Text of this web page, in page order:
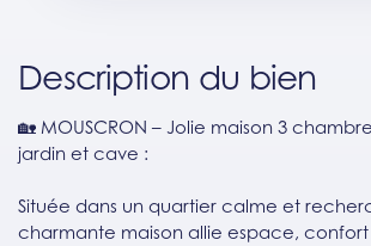
Description du bien
🏡 MOUSCRON – Jolie maison 3
jardin et cave :
Située dans un quartier calme et
charmante maison allie espace,